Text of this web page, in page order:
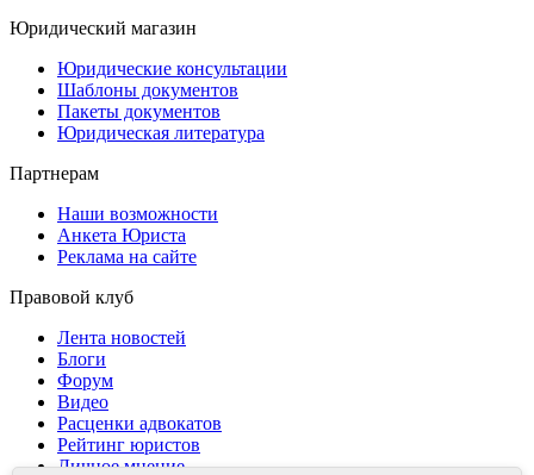
Юридический магазин
Юридические консультации
Шаблоны документов
Пакеты документов
Юридическая литература
Партнерам
Наши возможности
Анкета Юриста
Реклама на сайте
Правовой клуб
Лента новостей
Блоги
Форум
Видео
Расценки адвокатов
Рейтинг юристов
Личное мнение